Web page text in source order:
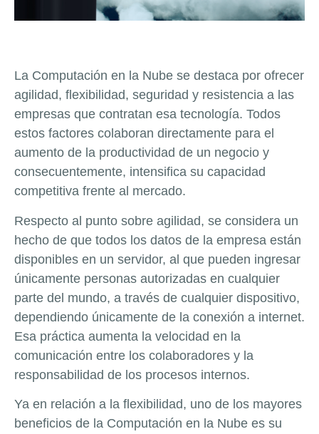
La Computación en la Nube se destaca por ofrecer
agilidad, flexibilidad, seguridad y resistencia a las
empresas que contratan esa tecnología. Todos
estos factores colaboran directamente para el
aumento de la productividad de un negocio y
consecuentemente, intensifica su capacidad
competitiva frente al mercado.
Respecto al punto sobre agilidad, se considera un
hecho de que todos los datos de la empresa están
disponibles en un servidor, al que pueden ingresar
únicamente personas autorizadas en cualquier
parte del mundo, a través de cualquier dispositivo,
dependiendo únicamente de la conexión a internet.
Esa práctica aumenta la velocidad en la
comunicación entre los colaboradores y la
responsabilidad de los procesos internos.
Ya en relación a la flexibilidad, uno de los mayores
beneficios de la Computación en la Nube es su